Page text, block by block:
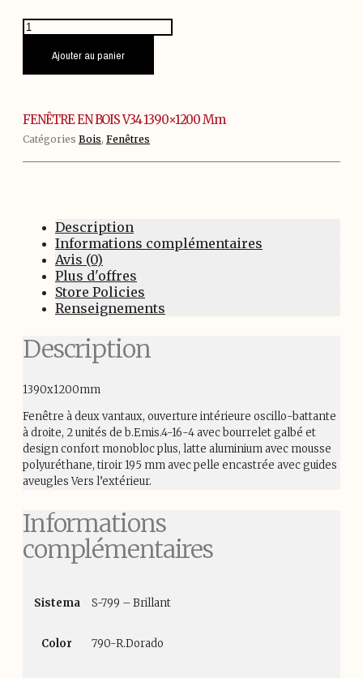
quantité
FENÊTRE
1390x1200
mm
Ajouter au panier
FENÊTRE EN BOIS V34 1390×1200 Mm
Catégories Bois, Fenêtres
Description
Informations complémentaires
Avis (0)
Plus d'offres
Store Policies
Renseignements
Description
1390x1200mm
Fenêtre à deux vantaux, ouverture intérieure oscillo-battante
à droite, 2 unités de b.Emis.4-16-4 avec bourrelet galbé et
design confort monobloc plus, latte aluminium avec mousse
polyuréthane, tiroir 195 mm avec pelle encastrée avec guides
aveugles Vers l’extérieur.
Informations
complémentaires
Sistema S-799 – Brillant
Color 790-R.Dorado